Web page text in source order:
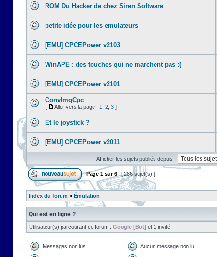
ROM Du Hacker de chez Siren Software
petite idée pour les emulateurs
[EMU] CPCEPower v2103
WinAPE : des touches qui ne marchent pas :(
[EMU] CPCEPower v2101
ConvImgCpc
[ Aller vers la page : 1 2 3 ]
Et le joystick ?
[EMU] CPCEPower v2011
Afficher les sujets publiés depuis :
Page 1 sur6 [ 286 sujet(s) ]
Index du forum » Émulation
Qui est en ligne ?
Utilisateur(s) parcourant ce forum : Google [Bot] et 1 invité
Messages non lus Aucun message non lu